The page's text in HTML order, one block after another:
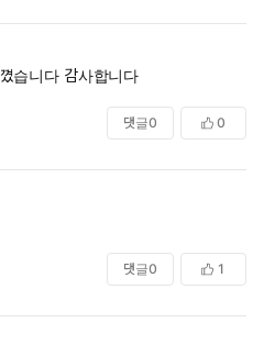
한 상황이 촉발하는 비극적이면
코미디의 진수를 보여 준다. 전립
이 느끼는 당혹스러움과 집으로
처연함과 비참. 드라이 오르가슴
라인 모임까지 나가 의외로 설득력
는 기괴한 상황, 몸을 마음껏 느낄
기 넘친 생활을 하며 만족해하는
소 ‘기쁨을 아는 몸’이 된 이 부장
기고도 슬프게, 그러면서도 예측
습니다 감사합니다
댓글0 0
댓글0 1